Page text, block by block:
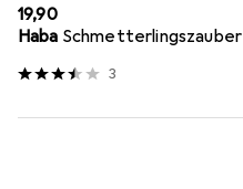
EUR
19,90
Haba Schmetterlingszauber
3